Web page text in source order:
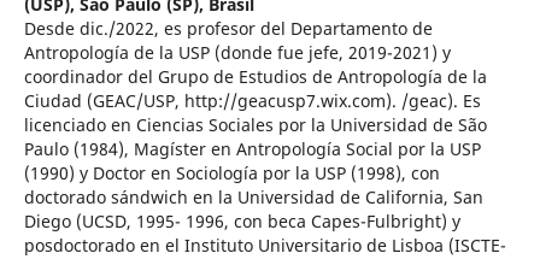
Desde dic./2022, es profesor del Departamento de
Antropología de la USP (donde fue jefe, 2019-2021) y
coordinador del Grupo de Estudios de Antropología de la
Ciudad (GEAC/USP, http://geacusp7.wix.com). /geac). Es
licenciado en Ciencias Sociales por la Universidad de São
Paulo (1984), Magíster en Antropología Social por la USP
(1990) y Doctor en Sociología por la USP (1998), con
doctorado sándwich en la Universidad de California, San
Diego (UCSD, 1995- 1996, con beca Capes-Fulbright) y
posdoctorado en el Instituto Universitario de Lisboa (ISCTE-